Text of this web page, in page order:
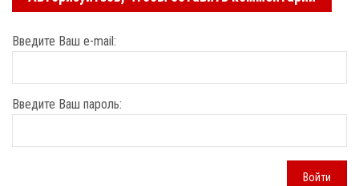
Введите Ваш e-mail:
Введите Ваш пароль:
Войти